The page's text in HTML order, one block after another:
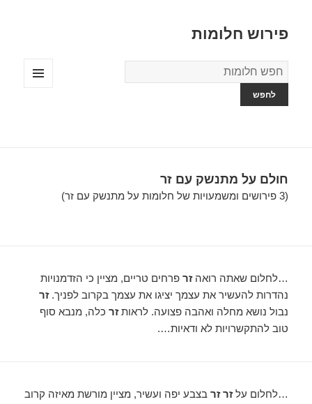
פירוש חלומות
מילון
החלומות
חולם על מתנשק עם זר
(3 פירושים ומשמעויות של חלומות על מתנשק עם זר)
…לחלום שאתה רואהזר פרחים טריים, מציין כי הזדמנויות
נהדרות להעשיר את עצמך יציגו את עצמך בקרוב לפניך.זר
נבול נושא מחלה ואהבה פצועה. לראותזר כלה, מנבא סוף
טוב להתקשרויות לא ודאיות….
…לחלום עלזר זר בצבע יפה ועשיר, מציין מורשת מאיזה קרוב